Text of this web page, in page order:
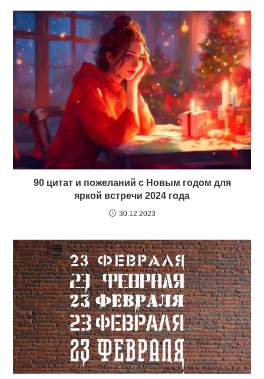
90 цитат и пожеланий с Новым годом для
яркой встречи 2024 года
30.12.2023